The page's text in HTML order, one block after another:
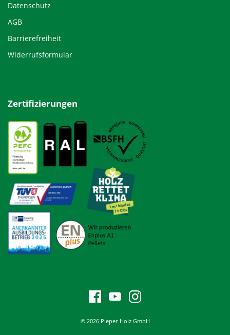
Datenschutz
AGB
Barrierefreiheit
Widerrufsformular
Zertifizierungen
© 2026 Pieper Holz GmbH